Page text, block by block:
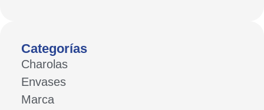
Categorías
Charolas
Envases
Marca